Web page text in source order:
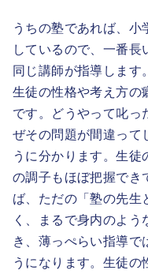
うちの塾であれば、
しているので、一番
同じ講師が指導します
生徒の性格や考え方の
です。どうやって叱っ
ぜその問題が間違って
うに分かります。生
の調子もほぼ把握でき
ば、ただの「塾の先生
く、まるで身内のよ
き、薄っぺらい指導で
うになります。生徒